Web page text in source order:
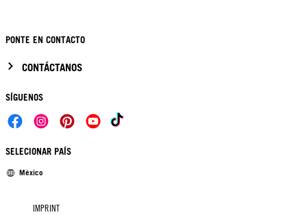
PONTE EN CONTACTO
CONTÁCTANOS
SÍGUENOS
SELECIONAR PAÍS
México
IMPRINT